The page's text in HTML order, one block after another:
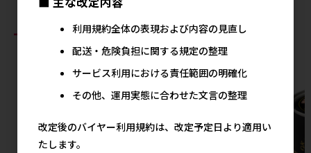
おすすめ商品利用規約全体の表現および内容の見直し
配送・危険負担に関する規定の整理
サービス利用における責任範囲の明確化
その他、運用実態に合わせた文言の整理
改定後のバイヤー利用規約は、改定予定日より適用い
たします。